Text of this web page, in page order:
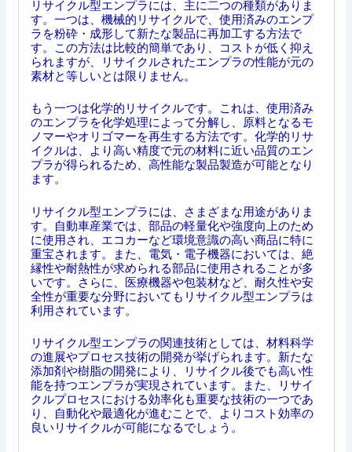
リサイクル型エンプラには、主に二つの種類がありま
す。一つは、機械的リサイクルで、使用済みのエンプ
ラを粉砕・成形して新たな製品に再加工する方法で
す。この方法は比較的簡単であり、コストが低く抑え
られますが、リサイクルされたエンプラの性能が元の
素材と等しいとは限りません。
もう一つは化学的リサイクルです。これは、使用済み
のエンプラを化学処理によって分解し、原料となるモ
ノマーやオリゴマーを再生する方法です。化学的リサ
イクルは、より高い精度で元の材料に近い品質のエン
プラが得られるため、高性能な製品製造が可能となり
ます。
リサイクル型エンプラには、さまざまな用途がありま
す。自動車産業では、部品の軽量化や強度向上のため
に使用され、エコカーなど環境意識の高い商品に特に
重宝されます。また、電気・電子機器においては、絶
縁性や耐熱性が求められる部品に使用されることが多
いです。さらに、医療機器や包装材など、耐久性や安
全性が重要な分野においてもリサイクル型エンプラは
利用されています。
リサイクル型エンプラの関連技術としては、材料科学
の進展やプロセス技術の開発が挙げられます。新たな
添加剤や樹脂の開発により、リサイクル後でも高い性
能を持つエンプラが実現されています。また、リサイ
クルプロセスにおける効率化も重要な技術の一つであ
り、自動化や最適化が進むことで、よりコスト効率の
良いリサイクルが可能になるでしょう。